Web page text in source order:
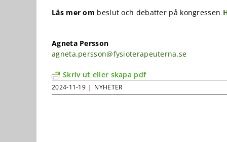
Läs mer om beslut och debatter på kongressen
Agneta Persson
agneta.persson@fysioterapeuterna.se
Skriv ut eller skapa pdf
2024-11-19 | NYHETER
hemsida ska
möjligt under